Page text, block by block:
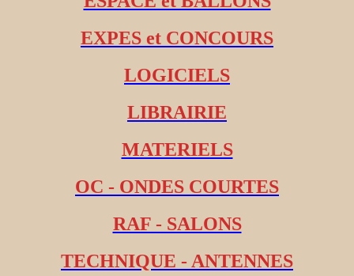
EXPES et CONCOURS
LOGICIELS
LIBRAIRIE
MATERIELS
OC - ONDES COURTES
RAF - SALONS
TECHNIQUE - ANTENNES